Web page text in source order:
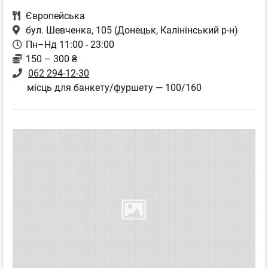
Європейська
бул. Шевченка, 105 (Донецьк, Калінінський р-н)
Пн–Нд 11:00 - 23:00
150 – 300 ₴
062 294-12-30
місць для банкету/фуршету — 100/160